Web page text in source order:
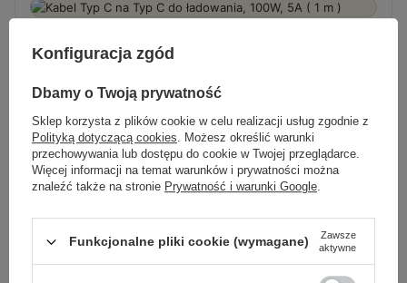
FAQ
Pytania, które zadajesz
Czy kabel obsługuje szybkie ładowanie?
Konfiguracja zgód
Dbamy o Twoją prywatność
Sklep korzysta z plików cookie w celu realizacji usług zgodnie z
Polityką dotyczącą cookies. Możesz określić warunki
przechowywania lub dostępu do cookie w Twojej przeglądarce.
Więcej informacji na temat warunków i prywatności można
znaleźć także na stronie Prywatność i warunki Google.
Funkcjonalne pliki cookie (wymagane)
Zawsze
aktywne